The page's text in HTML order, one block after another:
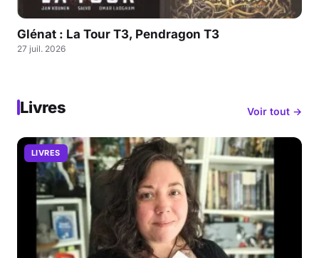
Glénat : La Tour T3, Pendragon T3
27 juil. 2026
Livres Voir tout →
LIVRES